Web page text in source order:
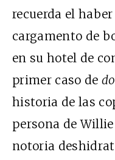
recuerda el
cargamento de
en su hotel de
primer caso de
historia de las
persona de
notoria